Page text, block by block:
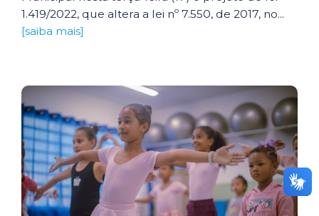
1.419/2022, que altera a lei nº 7.550, de 2017, no...
[saiba mais]